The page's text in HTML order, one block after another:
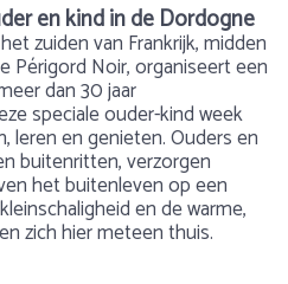
en kind in de Dordogne
zuiden van Frankrijk, midden
Périgord Noir, organiseert een
dan 30 jaar
speciale ouder-kind week
leren en genieten. Ouders en
buitenritten, verzorgen
het buitenleven op een
en de warme,
zich hier meteen thuis.